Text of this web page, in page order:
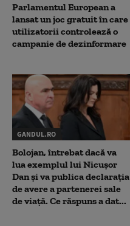
Parlamentul European a
lansat un joc gratuit în care
utilizatorii controlează o
campanie de dezinformare
GANDUL.RO
Bolojan, întrebat dacă va
lua exemplul lui Nicușor
Dan și va publica declarația
de avere a partenerei sale
de viață. Ce răspuns a dat...